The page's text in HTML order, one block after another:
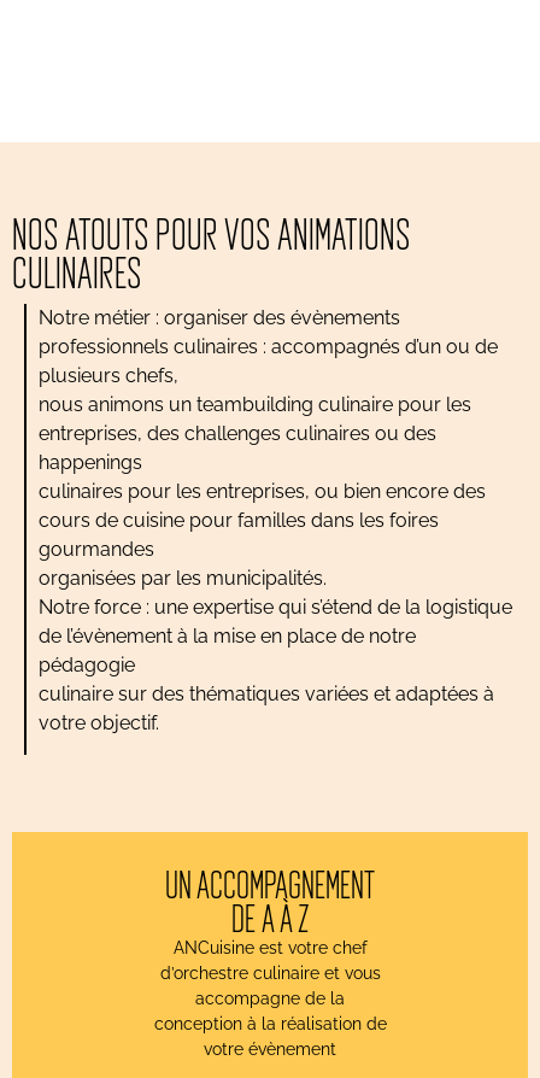
NOS ATOUTS POUR VOS ANIMATIONS
CULINAIRES
Notre métier : organiser des évènements
professionnels culinaires : accompagnés d’un ou de
plusieurs chefs,
nous animons un teambuilding culinaire pour les
entreprises, des challenges culinaires ou des
happenings
culinaires pour les entreprises, ou bien encore des
cours de cuisine pour familles dans les foires
gourmandes
organisées par les municipalités.
Notre force : une expertise qui s’étend de la logistique
de l’évènement à la mise en place de notre
pédagogie
culinaire sur des thématiques variées et adaptées à
votre objectif.
UN ACCOMPAGNEMENT
DE A À Z
ANCuisine est votre chef
d’orchestre culinaire et vous
accompagne de la
conception à la réalisation de
votre évènement